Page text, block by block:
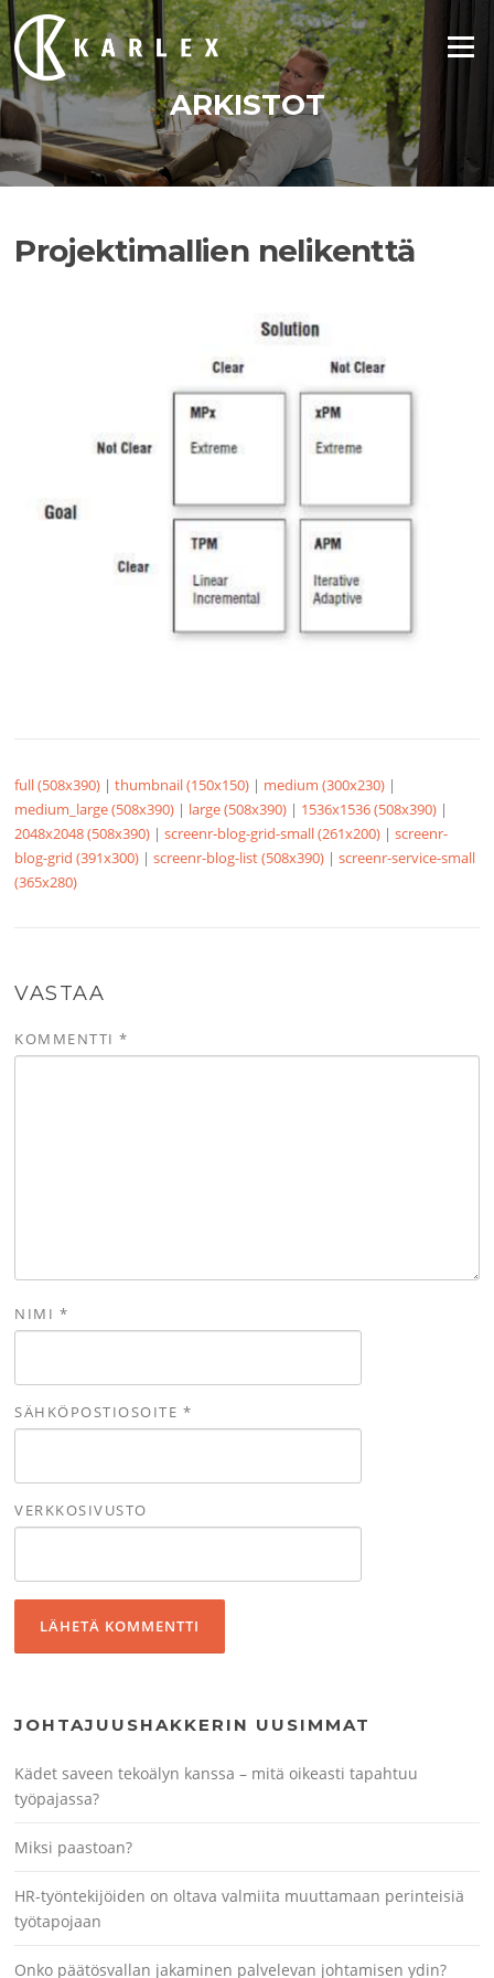
Siirry
suoraan
sisältöön
Valikko
ARKISTOT
Projektimallien nelikenttä
full (508x390) |thumbnail (150x150) | medium (300x230) |
medium_large (508x390) | large (508x390) | 1536x1536 (508x390) |
2048x2048 (508x390) |screenr-blog-grid-small (261x200) |screenr-
blog-grid (391x300) |screenr-blog-list (508x390) |screenr-service-small
(365x280)
VASTAA
KOMMENTTI*
NIMI *
SÄHKÖPOSTIOSOITE *
VERKKOSIVUSTO
JOHTAJUUSHAKKERIN UUSIMMAT
Kädet saveen tekoälyn kanssa – mitä oikeasti tapahtuu
työpajassa?
Miksi paastoan?
HR-työntekijöiden on oltava valmiita muuttamaan perinteisiä
työtapojaan
Onko päätösvallan jakaminen palvelevan johtamisen ydin?